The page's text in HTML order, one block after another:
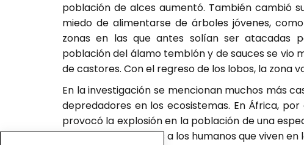
población de alces aumentó. También cambió
miedo de alimentarse de árboles jóvenes,
zonas en las que antes solían ser atacadas
población del álamo temblón y de sauces se vio
de castores. Con el regreso de los lobos, la zona
En la investigación se mencionan muchos más
depredadores en los ecosistemas. En África,
provocó la explosión en la población de una
parásitos intestinales a los humanos que viven en